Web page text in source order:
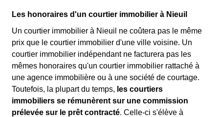
Les honoraires d'un courtier immobilier à Nieuil
Un courtier immobilier à Nieuil ne coûtera pas le même
prix que le courtier immobilier d'une ville voisine. Un
courtier immobilier indépendant ne facturera pas les
mêmes honoraires qu'un courtier immobilier rattaché à
une agence immobilière ou à une société de courtage.
Toutefois, la plupart du temps, les courtiers
immobiliers se rémunèrent sur une commission
prélevée sur le prêt contracté. Celle-ci s'élève à